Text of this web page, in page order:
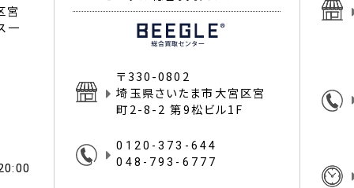
〒330-0802
埼玉県さいたま市大宮区宮
町2-8-2 第9松ビル1F
0120-373-644
048-793-6777